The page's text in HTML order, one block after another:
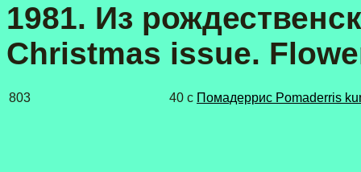
1981. Из
Christmas issue.
803 40 с Помадеррис Pomaderris